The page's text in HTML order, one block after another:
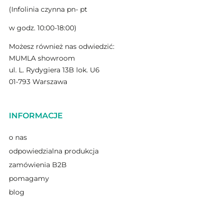
(Infolinia czynna pn- pt
w godz. 10:00-18:00)
Możesz również nas odwiedzić:
MUMLA showroom
ul. L. Rydygiera 13B lok. U6
01-793 Warszawa
INFORMACJE
o nas
odpowiedzialna produkcja
zamówienia B2B
pomagamy
blog